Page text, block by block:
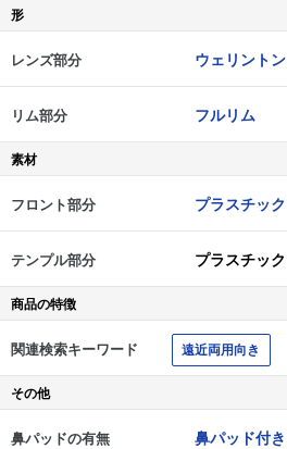
形
レンズ部分 ウェリントン
リム部分 フルリム
素材
フロント部分 プラスチック
テンプル部分 プラスチック
商品の特徴
関連検索キーワード 遠近両用向き
その他
鼻パッドの有無 鼻パッド付き